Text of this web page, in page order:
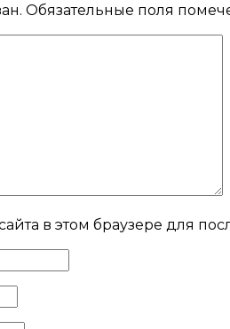
Обязательные поля
в этом браузере для